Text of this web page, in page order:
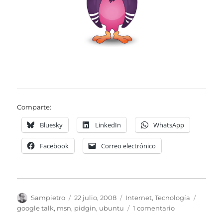
Comparte:
Bluesky LinkedIn WhatsApp
Facebook Correo electrónico
Autor
Sampietro
Publicado
el
22 julio, 2008 Categorías
Internet,Tecnología
google talk, msn, pidgin, ubuntu 1 comentarioen